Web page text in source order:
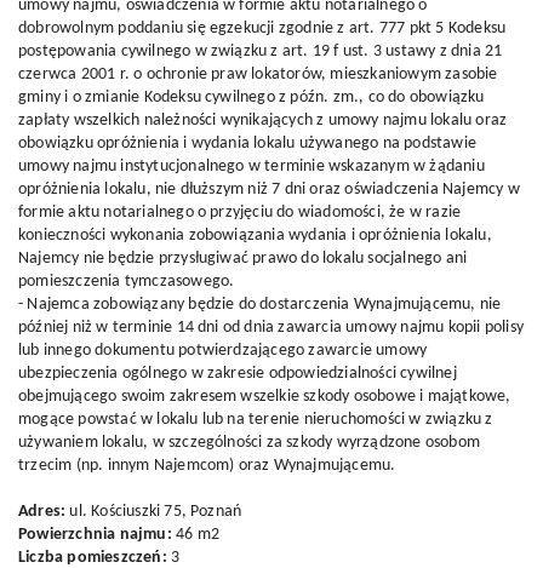
umowy najmu, oświadczenia w formie aktu notarialnego o
dobrowolnym poddaniu się egzekucji zgodnie z art. 777 pkt 5 Kodeksu
postępowania cywilnego w związku z art. 19 f ust. 3 ustawy z dnia 21
czerwca 2001 r. o ochronie praw lokatorów, mieszkaniowym zasobie
gminy i o zmianie Kodeksu cywilnego z późn. zm., co do obowiązku
zapłaty wszelkich należności wynikających z umowy najmu lokalu oraz
obowiązku opróżnienia i wydania lokalu używanego na podstawie
umowy najmu instytucjonalnego w terminie wskazanym w żądaniu
opróżnienia lokalu, nie dłuższym niż 7 dni oraz oświadczenia Najemcy w
formie aktu notarialnego o przyjęciu do wiadomości, że w razie
konieczności wykonania zobowiązania wydania i opróżnienia lokalu,
Najemcy nie będzie przysługiwać prawo do lokalu socjalnego ani
pomieszczenia tymczasowego.
- Najemca zobowiązany będzie do dostarczenia Wynajmującemu, nie
później niż w terminie 14 dni od dnia zawarcia umowy najmu kopii polisy
lub innego dokumentu potwierdzającego zawarcie umowy
ubezpieczenia ogólnego w zakresie odpowiedzialności cywilnej
obejmującego swoim zakresem wszelkie szkody osobowe i majątkowe,
mogące powstać w lokalu lub na terenie nieruchomości w związku z
używaniem lokalu, w szczególności za szkody wyrządzone osobom
trzecim (np. innym Najemcom) oraz Wynajmującemu.
Adres: ul. Kościuszki 75, Poznań
Powierzchnia najmu: 46 m2
Liczba pomieszczeń: 3